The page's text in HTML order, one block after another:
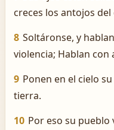
creces los antojos del
8 Soltáronse, y
violencia; Hablan con
9 Ponen en el cielo
tierra.
10 Por eso su pueblo